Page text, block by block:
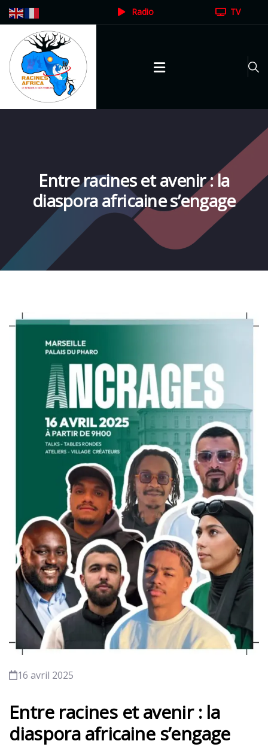
Radio TV
Entre racines et avenir : la
diaspora africaine s’engage
16 avril 2025
Entre racines et avenir : la
diaspora africaine s’engage